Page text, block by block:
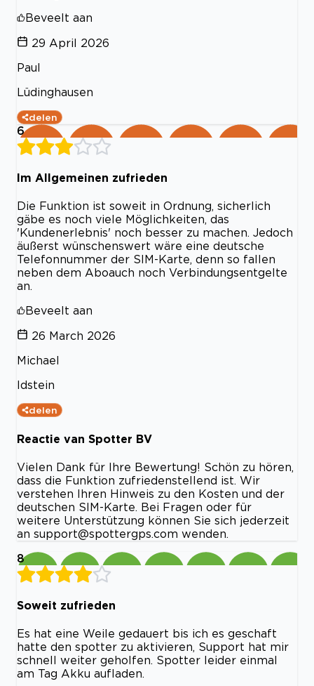
Beveelt aan
29 April 2026
Paul
Lüdinghausen
delen
6
Im Allgemeinen zufrieden
Die Funktion ist soweit in Ordnung, sicherlich
gäbe es noch viele Möglichkeiten, das
'Kundenerlebnis' noch besser zu machen. Jedoch
äußerst wünschenswert wäre eine deutsche
Telefonnummer der SIM-Karte, denn so fallen
neben dem Aboauch noch Verbindungsentgelte
an.
Beveelt aan
26 March 2026
Michael
Idstein
delen
Reactie van Spotter BV
Vielen Dank für Ihre Bewertung! Schön zu hören,
dass die Funktion zufriedenstellend ist. Wir
verstehen Ihren Hinweis zu den Kosten und der
deutschen SIM-Karte. Bei Fragen oder für
weitere Unterstützung können Sie sich jederzeit
an support@spottergps.com wenden.
8
Soweit zufrieden
Es hat eine Weile gedauert bis ich es geschaft
hatte den spotter zu aktivieren, Support hat mir
schnell weiter geholfen. Spotter leider einmal
am Tag Akku aufladen.